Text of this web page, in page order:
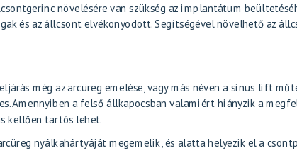
növelésére van szükség az implantátum
és az állcsont elvékonyodott. Segítségével növelhető az
még az arcüreg emelése, vagy más néven a sinus lift
Amennyiben a felső állkapocsban valamiért hiányzik a
kellően tartós lehet.
nyálkahártyáját megemelik, és alatta helyezik el a